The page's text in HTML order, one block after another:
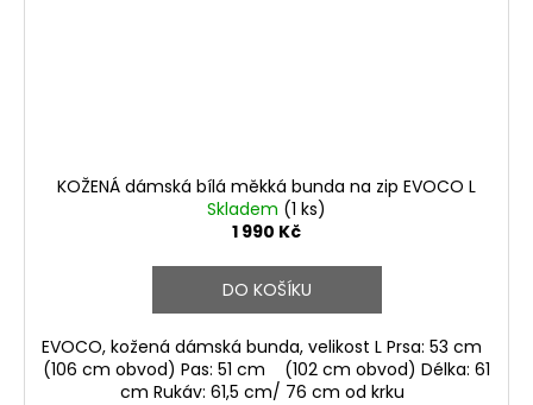
KOŽENÁ dámská bílá měkká bunda na zip EVOCO L
Skladem (1 ks)
1 990 Kč
DO KOŠÍKU
EVOCO, kožená dámská bunda, velikost L Prsa: 53 cm
(106 cm obvod) Pas: 51 cm (102 cm obvod) Délka: 61
cm Rukáv: 61,5 cm/ 76 cm od krku